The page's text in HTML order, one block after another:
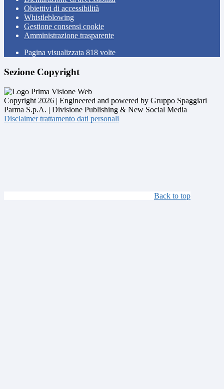
Obiettivi di accessibilità
Whistleblowing
Gestione consensi cookie
Amministrazione trasparente
Pagina visualizzata 818 volte
Sezione Copyright
Copyright 2026 | Engineered and powered by Gruppo Spaggiari
Parma S.p.A. | Divisione Publishing & New Social Media
Disclaimer trattamento dati personali
Back to top